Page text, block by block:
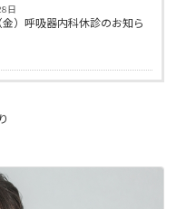
日
）呼吸器内科休診のお知ら